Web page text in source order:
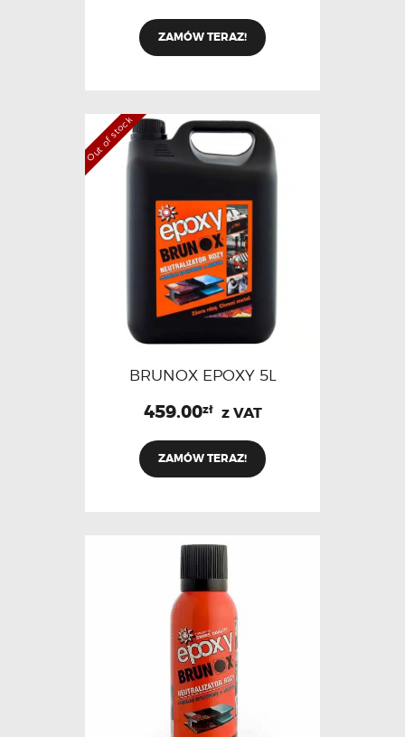
ZAMÓW TERAZ!
Out of stock
BRUNOX EPOXY 5L
459.00zł z VAT
ZAMÓW TERAZ!